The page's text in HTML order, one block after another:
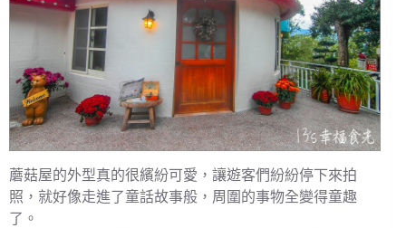
蘑菇屋的外型真的很繽紛可愛，讓遊客們紛紛停下來拍
照，就好像走進了童話故事般，周圍的事物全變得童趣
了。